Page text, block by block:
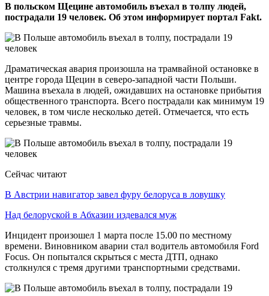
В польском Щецине автомобиль въехал в толпу людей,
пострадали 19 человек. Об этом информирует портал Fakt.
Драматическая авария произошла на трамвайной остановке в
центре города Щецин в северо-западной части Польши.
Машина въехала в людей, ожидавших на остановке прибытия
общественного транспорта. Всего пострадали как минимум 19
человек, в том числе несколько детей. Отмечается, что есть
серьезные травмы.
Сейчас читают
В Австрии навигатор завел фуру белоруса в ловушку
Над белоруской в Абхазии издевался муж
Инцидент произошел 1 марта после 15.00 по местному
времени. Виновником аварии стал водитель автомобиля Ford
Focus. Он попытался скрыться с места ДТП, однако
столкнулся с тремя другими транспортными средствами.